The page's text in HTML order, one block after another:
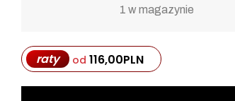
1 w magazynie
raty od 116,00PLN